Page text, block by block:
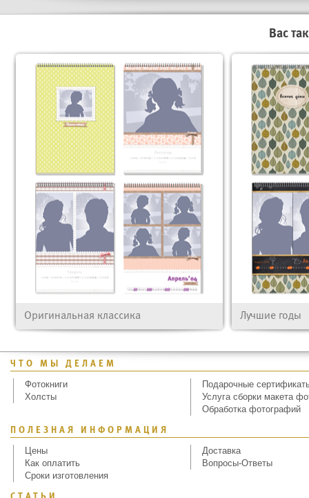
Вас
Оригинальная классика Лучшие годы
ЧТО МЫ ДЕЛАЕМ
Фотокниги
Холсты
Подарочные
Услуга сборки макета
Обработка фотографий
ПОЛЕЗНАЯ ИНФОРМАЦИЯ
Цены
Как оплатить
Сроки изготовления
Доставка
Вопросы-Ответы